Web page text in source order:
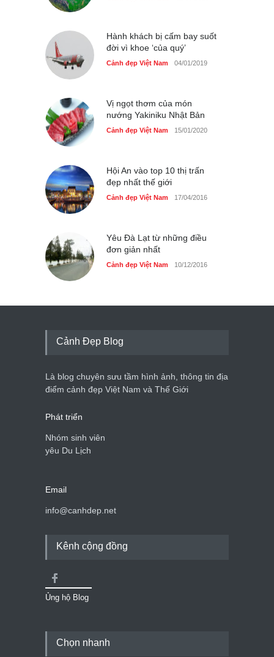
Hành khách bị cấm bay suốt
đời vì khoe ‘của quý’
Cảnh đẹp Việt Nam 04/01/2019
Vị ngọt thơm của món
nướng Yakiniku Nhật Bản
Cảnh đẹp Việt Nam 15/01/2020
Hội An vào top 10 thị trấn
đẹp nhất thế giới
Cảnh đẹp Việt Nam 17/04/2016
Yêu Đà Lạt từ những điều
đơn giản nhất
Cảnh đẹp Việt Nam 10/12/2016
Cảnh Đẹp Blog
Là blog chuyên sưu tầm hình ảnh, thông tin địa
điểm cảnh đẹp Việt Nam và Thế Giới
Phát triển
Nhóm sinh viên
yêu Du Lịch
Email
info@canhdep.net
Kênh cộng đồng
Ủng hộ Blog
Chọn nhanh